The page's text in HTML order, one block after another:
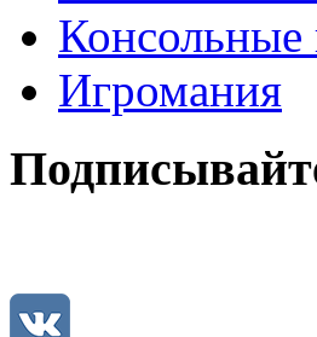
Консольные
Игромания